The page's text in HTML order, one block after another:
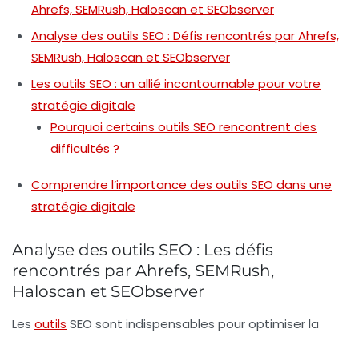
Ahrefs, SEMRush, Haloscan et SEObserver
Analyse des outils SEO : Défis rencontrés par Ahrefs,
SEMRush, Haloscan et SEObserver
Les outils SEO : un allié incontournable pour votre
stratégie digitale
Pourquoi certains outils SEO rencontrent des
difficultés ?
Comprendre l’importance des outils SEO dans une
stratégie digitale
Analyse des outils SEO : Les défis
rencontrés par Ahrefs, SEMRush,
Haloscan et SEObserver
Les outils SEO sont indispensables pour optimiser la